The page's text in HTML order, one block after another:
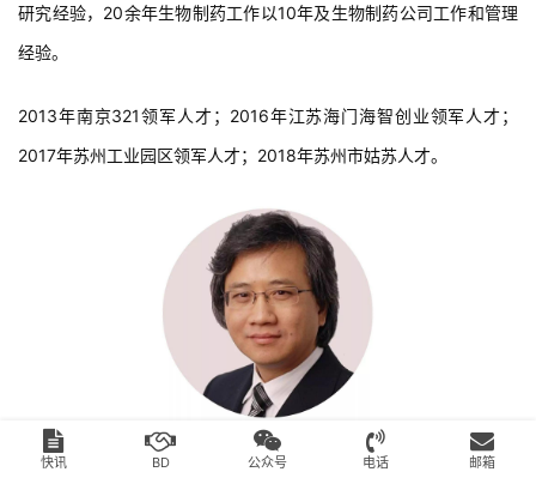
研究经验，20余年生物制药工作以10年及生物制药公司工作和管理
经验。
2013年南京321领军人才；2016年江苏海门海智创业领军人才；
2017年苏州工业园区领军人才；2018年苏州市姑苏人才。
徐德鸣博士 现任药明康德研发服务部RSD执行主任，负责多个新药
快讯 BD 公众号 电话 邮箱